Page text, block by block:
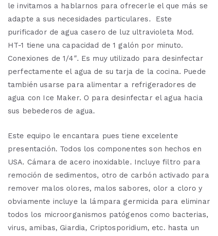
le invitamos a hablarnos para ofrecerle el que más se
adapte a sus necesidades particulares. Este
purificador de agua casero de luz ultravioleta Mod.
HT-1 tiene una capacidad de 1 galón por minuto.
Conexiones de 1/4″. Es muy utilizado para desinfectar
perfectamente el agua de su tarja de la cocina. Puede
también usarse para alimentar a refrigeradores de
agua con Ice Maker. O para desinfectar el agua hacia
sus bebederos de agua.
Este equipo le encantara pues tiene excelente
presentación. Todos los componentes son hechos en
USA. Cámara de acero inoxidable. Incluye filtro para
remoción de sedimentos, otro de carbón activado para
remover malos olores, malos sabores, olor a cloro y
obviamente incluye la lámpara germicida para eliminar
todos los microorganismos patógenos como bacterias,
virus, amibas, Giardia, Criptosporidium, etc. hasta un